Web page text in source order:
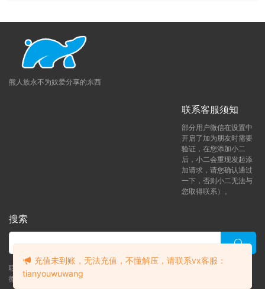
如需求片请跳转论坛求片区留言，如碰到问题请转论
坛 问题反馈区
付费后未获得卡号卡密：
面，或者到付款页顶上「订单查询」进行查询。
会员与密码获取教程
视频显示失败，刷新下页面即可。
本网站大部分文件均采用分卷压缩，下
载时，请务必全部下载下来后解压第一个压缩包即
可，文件下载后务必阅读「点击下载」下方的文字。
请在获取会员后，依次点击「立即下
载」-然后「点击下载」下方有一段文字，请认真阅
方案，并且我使用的是WinRAR这款软件压缩的。如
果你无法解压可以尝试使用这个软件解压。Mac电脑
可以尝试使用MacZip解压软件。
下载后提示解压失败
熊人族永不为奴爱分享的东西
联系客服须知
部分用户微信在设置中
开启了加为朋友时需要
验证，在您添加小二
后，小二会重现发起添
加请求，请您确认通过
一下，否则小二无法与
您取得联系）。
搜索
联系客服 (添加后告诉客服-来自熊人族咨询问题)
微信客服（tianyouwuwang）
充值未到账，无法充值，不懂解压，请联系vx客服：
tianyouwuwang